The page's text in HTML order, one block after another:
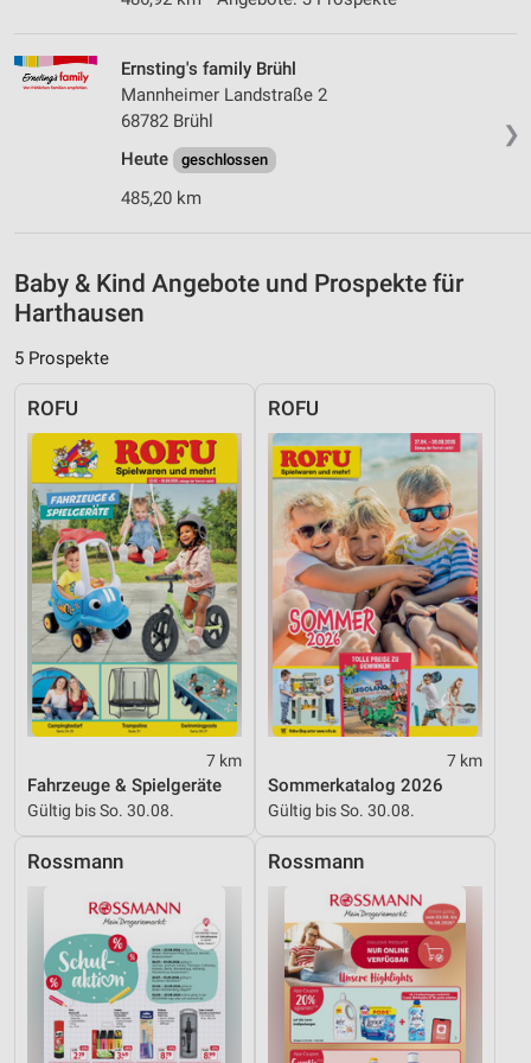
❯
Ernsting's family Brühl
Mannheimer Landstraße 2
68782 Brühl
Heute
geschlossen
485,20 km
Baby & Kind Angebote und Prospekte für
Harthausen
5 Prospekte
ROFU
7 km
Fahrzeuge & Spielgeräte
Gültig bis So. 30.08.
ROFU
7 km
Sommerkatalog 2026
Gültig bis So. 30.08.
Rossmann Rossmann
von Inhalten
personalisierter Inhalte
Messung der Werbeleistung
Analyse von Zielgruppen durch Statistiken oder
Kombinationen von Daten aus verschiedenen
Quellen
Entwicklung und Verbesserung der Angebote
Verwendung reduzierter Daten zur Auswahl von
Inhalten
IAB-Besonderheiten:
Verwendung genauer Standortdaten
Geräte anhand von aktiv angeforderten
Informationen identifizieren
Nicht-IAB-Verarbeitungszwecke:
Notwendig
Performance
Werbung